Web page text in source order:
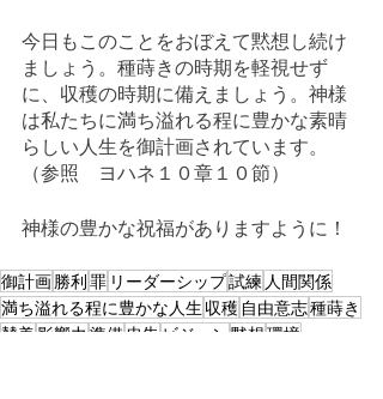
今日もこのことをおぼえて黙想し続け
ましょう。種蒔きの時期を軽視せず
に、収穫の時期に備えましょう。神様
は私たちに満ち溢れる程に豊かな素晴
らしい人生を御計画されています。
（参照　ヨハネ１０章１０節）
神様の豊かな祝福がありますように！
御計画勝利罪 リーダーシップ試練 人間関係
満ち溢れる程に豊かな人生 収穫 自由意志種蒔き
賛美 影響力 準備 忠告 ビジョン 黙想環境